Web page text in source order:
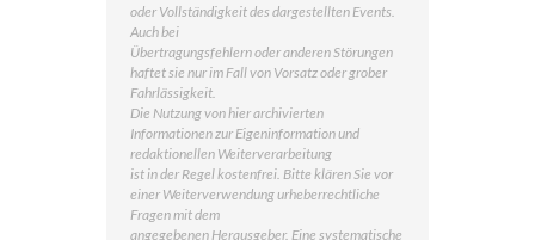
oder Vollständigkeit des dargestellten Events.
Auch bei
Übertragungsfehlern oder anderen Störungen
haftet sie nur im Fall von Vorsatz oder grober
Fahrlässigkeit.
Die Nutzung von hier archivierten
Informationen zur Eigeninformation und
redaktionellen Weiterverarbeitung
ist in der Regel kostenfrei. Bitte klären Sie vor
einer Weiterverwendung urheberrechtliche
Fragen mit dem
angegebenen Herausgeber. Eine systematische